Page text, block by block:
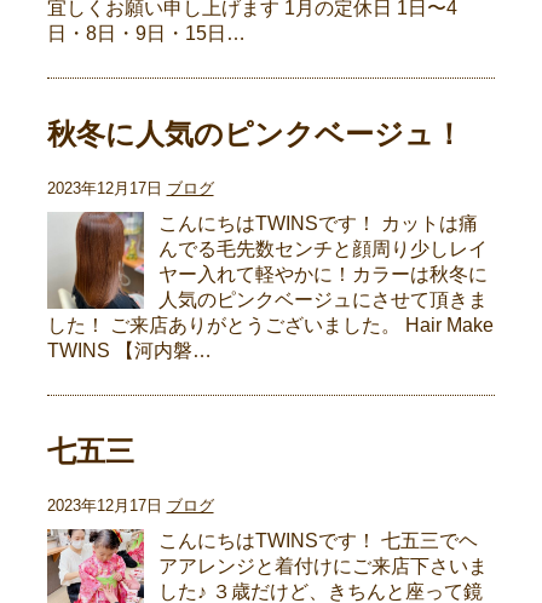
宜しくお願い申し上げます 1月の定休日 1日〜4
日・8日・9日・15日…
秋冬に人気のピンクベージュ！
2023年12月17日 ブログ
こんにちはTWINSです！ カットは痛
んでる毛先数センチと顔周り少しレイ
ヤー入れて軽やかに！カラーは秋冬に
人気のピンクベージュにさせて頂きま
した！ ご来店ありがとうございました。 Hair Make
TWINS 【河内磐…
七五三
2023年12月17日 ブログ
こんにちはTWINSです！ 七五三でヘ
アアレンジと着付けにご来店下さいま
した♪ ３歳だけど、きちんと座って鏡